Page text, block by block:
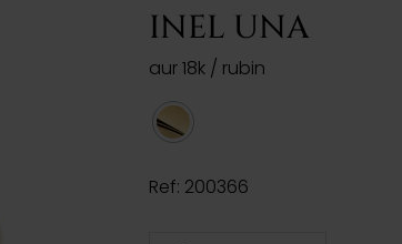
INEL UNA
aur 18k / rubin
Ref: 200366